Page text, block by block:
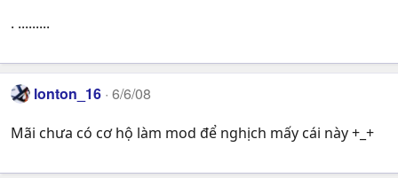
. .........
lonton_16 6/6/08
Mãi chưa có cơ hộ làm mod để nghịch mấy cái này +_+